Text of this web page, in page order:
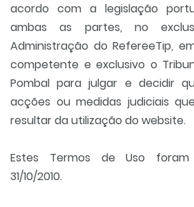
acordo com a legislação
ambas as partes, no
Administração do RefereeTip,
competente e exclusivo o
Pombal para julgar e decidir
acções ou medidas judiciais
resultar da utilização do website.
Estes Termos de Uso foram
31/10/2010.